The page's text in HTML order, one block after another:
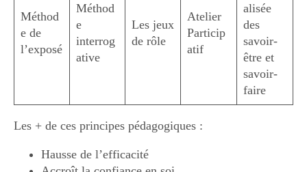
Méthod
e de
l’exposé
Méthod
e
interrog
ative
Les jeux
de rôle
Atelier
Particip
atif
alisée
des
savoir-
être et
savoir-
faire
Les + de ces principes pédagogiques :
Hausse de l’efficacité